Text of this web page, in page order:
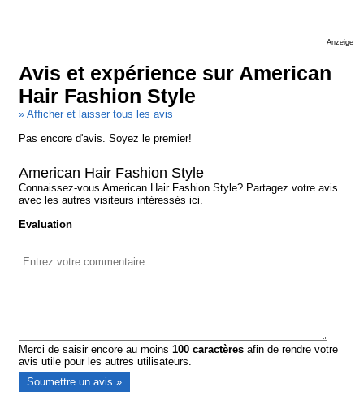
Anzeige
Avis et expérience sur American
Hair Fashion Style
» Afficher et laisser tous les avis
Pas encore d'avis. Soyez le premier!
American Hair Fashion Style
Connaissez-vous American Hair Fashion Style? Partagez votre avis
avec les autres visiteurs intéressés ici.
Evaluation
Merci de saisir encore au moins100 caractères afin de rendre votre
avis utile pour les autres utilisateurs.